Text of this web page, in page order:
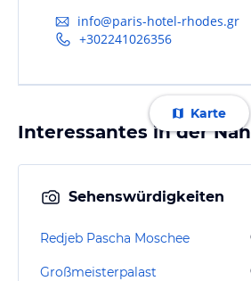
info@paris-hotel-rhodes.gr
+302241026356
Karte
Interessantes in der
Sehenswürdigkeiten
Redjeb Pascha Moschee
Großmeisterpalast